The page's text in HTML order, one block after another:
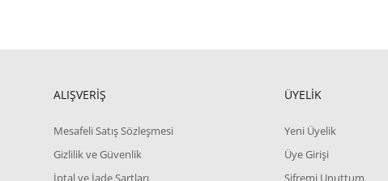
ALIŞVERİŞ
Mesafeli Satış Sözleşmesi
Gizlilik ve Güvenlik
İptal ve İade Şartları
ÜYELİK
Yeni Üyelik
Üye Girişi
Şifremi Unuttum